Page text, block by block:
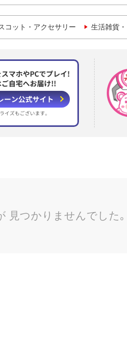
コット・アクセサリー 生活雑貨
マホやPCでプレイ!
自宅へお届け!!
ーン公式サイト
イズもございます。